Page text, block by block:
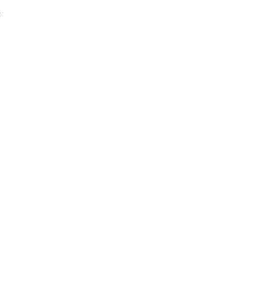
SEK (0%). Då 359,00 SEK.